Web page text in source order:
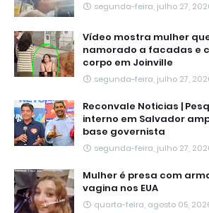
segunda-feira, julho 27,
Vídeo mostra mulher
namorado a facadas e
corpo em Joinville
segunda-feira, julho 27,
Reconvale Noticias |
interno em Salvador
base governista
segunda-feira, julho 27,
Mulher é presa com
vagina nos EUA
quarta-feira, agosto 05,